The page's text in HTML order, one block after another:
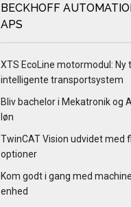
BECKHOFF
APS
XTS EcoLine motormodul:
intelligente transportsystem
Bliv bachelor i Mekatronik og
løn
TwinCAT Vision udvidet med
optioner
Kom godt i gang med
enhed